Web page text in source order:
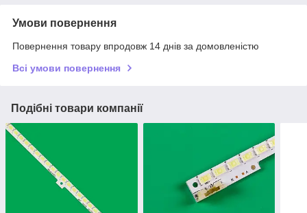
Умови повернення
Повернення товару впродовж 14 днів за домовленістю
Всі умови повернення
Подібні товари компанії